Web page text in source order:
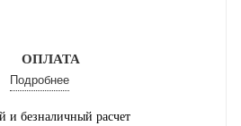
ОПЛАТА
Подробнее
и безналичный расчет